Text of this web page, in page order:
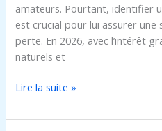
amateurs. Pourtant, identifier
est crucial pour lui assurer une
perte. En 2026, avec l’intérêt
naturels et
Lire la suite »